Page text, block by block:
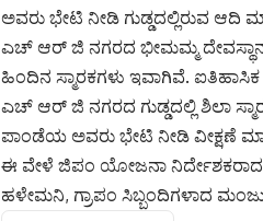
ಅವರು ಭೇಟಿ ನೀಡಿ ಗುಡ್ಡದಲ್ಲಿರುವ
ಎಚ್ ಆರ್ ಜಿ ನಗರದ ಭೀಮಮ್ಮ ದೇವಸ್ಥಾನ
ಹಿಂದಿನ ಸ್ಮಾರಕಗಳು ಇವಾಗಿವೆ.
ಎಚ್ ಆರ್ ಜಿ ನಗರದ ಗುಡ್ಡದಲ್ಲಿ ಶಿಲಾ
ಪಾಂಡೆಯ ಅವರು ಭೇಟಿ ನೀಡಿ ವೀಕ್ಷಣೆ
ಈ ವೇಳೆ ಜಿಪಂ ಯೋಜನಾ
ಹಳೇಮನಿ, ಗ್ರಾಪಂ ಸಿಬ್ಬಂದಿಗಳಾದ